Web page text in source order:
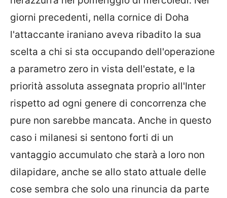
giorni precedenti, nella cornice di Doha
l'attaccante iraniano aveva ribadito la sua
scelta a chi si sta occupando dell'operazione
a parametro zero in vista dell'estate, e la
priorità assoluta assegnata proprio all'Inter
rispetto ad ogni genere di concorrenza che
pure non sarebbe mancata. Anche in questo
caso i milanesi si sentono forti di un
vantaggio accumulato che starà a loro non
dilapidare, anche se allo stato attuale delle
cose sembra che solo una rinuncia da parte